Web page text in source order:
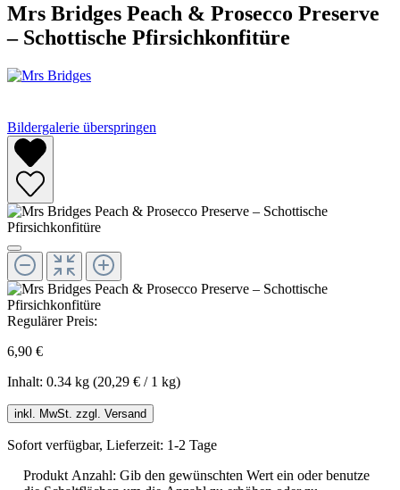
Mrs Bridges Peach & Prosecco Preserve
– Schottische Pfirsichkonfitüre
Bildergalerie überspringen
Regulärer Preis:
6,90 €
Inhalt: 0.34 kg (20,29 € / 1 kg)
inkl. MwSt. zzgl. Versand
Sofort verfügbar, Lieferzeit: 1-2 Tage
Produkt Anzahl: Gib den gewünschten Wert ein oder benutze